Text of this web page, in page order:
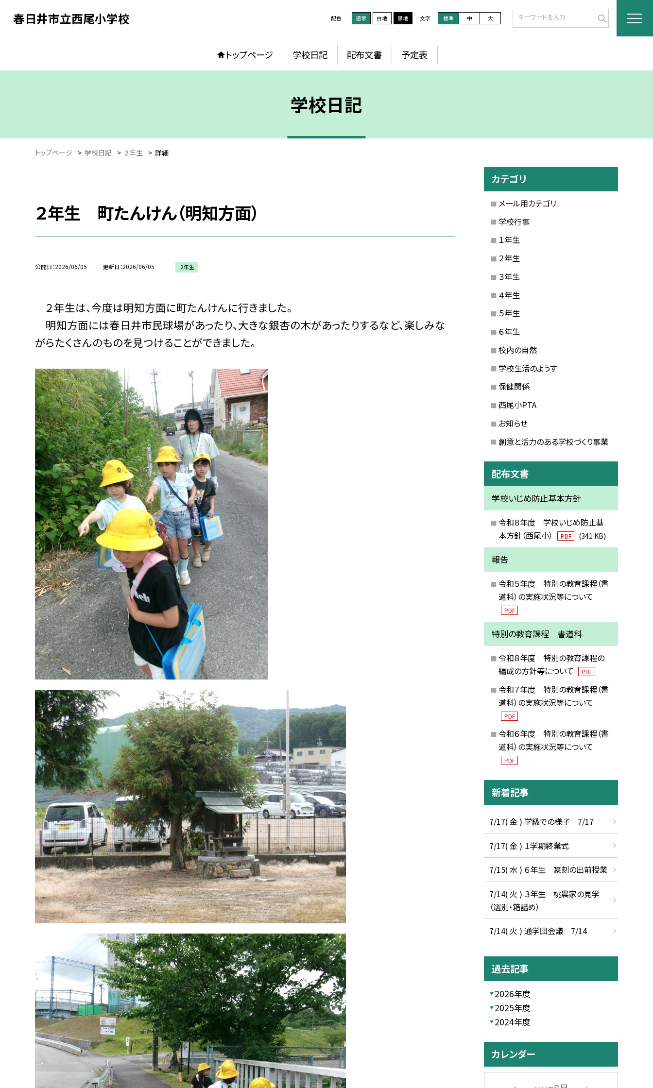
春日井市立西尾小学校 配色 通常 白地 黒地 文字 標準 中 大
トップページ 学校日記 配布文書 予定表
学校日記
トップページ > 学校日記 > ２年生 > 詳細
２年生 町たんけん（明知方面）
公開日 2026/06/05 更新日 2026/06/05 ２年生
２年生は、今度は明知方面に町たんけんに行きました。
明知方面には春日井市民球場があったり、大きな銀杏の木があったりするなど、楽しみな
がらたくさんのものを見つけることができました。
カテゴリ
メール用カテゴリ
学校行事
１年生
２年生
３年生
４年生
５年生
６年生
校内の自然
学校生活のようす
保健関係
西尾小PTA
お知らせ
創意と活力のある学校づくり事業
配布文書
学校いじめ防止基本方針
令和８年度 学校いじめ防止基
本方針（西尾小）
PDF (341 KB)
報告
令和５年度 特別の教育課程（書
道科）の実施状況等について
PDF
特別の教育課程 書道科
令和８年度 特別の教育課程の
編成の方針等について
PDF
令和７年度 特別の教育課程（書
道科）の実施状況等について
PDF
令和６年度 特別の教育課程（書
道科）の実施状況等について
PDF
新着記事
7/17( 金 ) 学級での様子 7/17
7/17( 金 ) １学期終業式
7/15( 水 ) ６年生 篆刻の出前授業
7/14( 火 ) ３年生 桃農家の見学
（選別・箱詰め）
7/14( 火 ) 通学団会議 7/14
過去記事
2026年度
2025年度
2024年度
カレンダー